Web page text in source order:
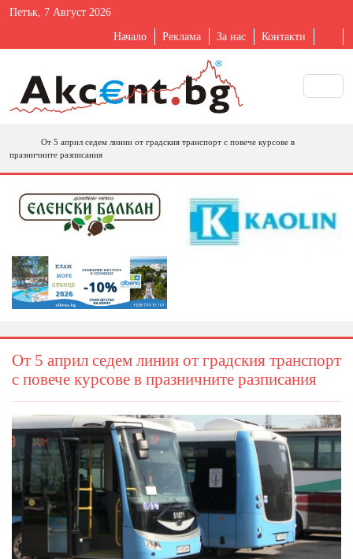
Петък, 7 Август 2026
Начало Реклама За нас Контакти
От 5 април седем линии от градския транспорт с повече курсове в
празничните разписания
От 5 април седем линии от градския транспорт
с повече курсове в празничните разписания